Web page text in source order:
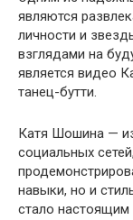
являются
личности и
взглядами на
является видео
танец-бутти.
Катя Шошина —
социальных
навыки, но и
стало настоящим